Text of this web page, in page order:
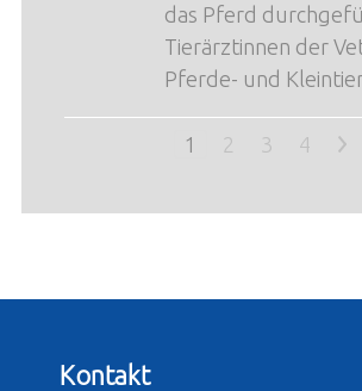
das Pferd
Tierärztinnen der
Pferde- und
1 2 3 4 >
Kontakt